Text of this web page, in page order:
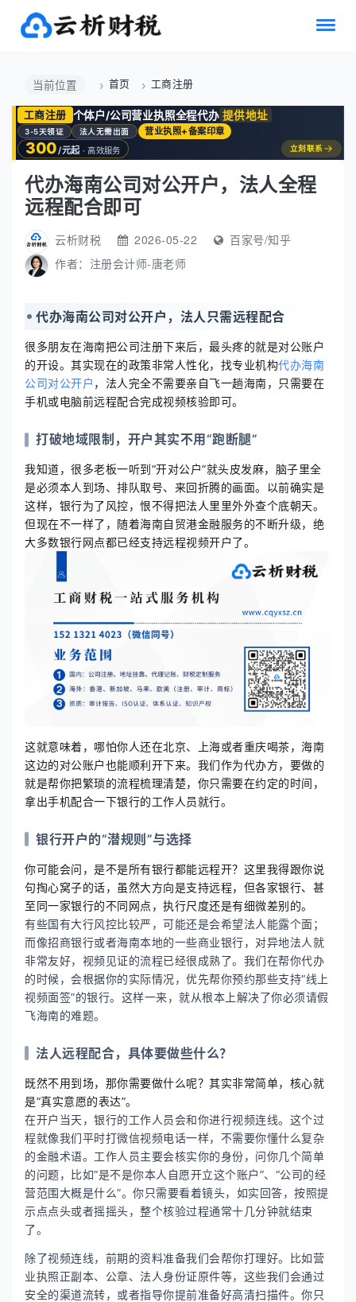
当前位置 首页 工商注册
工商注册 个体户/公司营业执照全程代办 提供地址
3-5天领证 法人无需出面 营业执照+备案印章
300/元起 · 高效服务 立刻联系 →
代办海南公司对公开户，法人全程
远程配合即可
云析财税 2026-05-22
百家号/知乎
作者： 注册会计师-唐老师
代办海南公司对公开户，法人只需远程配合
很多朋友在海南把公司注册下来后，最头疼的就是对公账户
的开设。其实现在的政策非常人性化，找专业机构代办海南
公司对公开户 ，法人完全不需要亲自飞一趟海南，只需要在
手机或电脑前远程配合完成视频核验即可。
打破地域限制，开户其实不用“跑断腿”
我知道，很多老板一听到“开对公户”就头皮发麻，脑子里全
是必须本人到场、排队取号、来回折腾的画面。以前确实是
这样，银行为了风控，恨不得把法人里里外外查个底朝天。
但现在不一样了，随着海南自贸港金融服务的不断升级，绝
大多数银行网点都已经支持远程视频开户了。
这就意味着，哪怕你人还在北京、上海或者重庆喝茶，海南
这边的对公账户也能顺利开下来。我们作为代办方，要做的
就是帮你把繁琐的流程梳理清楚，你只需要在约定的时间，
拿出手机配合一下银行的工作人员就行。
银行开户的“潜规则”与选择
你可能会问，是不是所有银行都能远程开？这里我得跟你说
句掏心窝子的话，虽然大方向是支持远程，但各家银行、甚
至同一家银行的不同网点，执行尺度还是有细微差别的。
有些国有大行风控比较严，可能还是会希望法人能露个面；
而像招商银行或者海南本地的一些商业银行，对异地法人就
非常友好，视频见证的流程已经很成熟了。我们在帮你代办
的时候，会根据你的实际情况，优先帮你预约那些支持“线上
视频面签”的银行。这样一来，就从根本上解决了你必须请假
飞海南的难题。
法人远程配合，具体要做些什么？
既然不用到场，那你需要做什么呢？其实非常简单，核心就
是“真实意愿的表达”。
在开户当天，银行的工作人员会和你进行视频连线。这个过
程就像我们平时打微信视频电话一样，不需要你懂什么复杂
的金融术语。工作人员主要会核实你的身份，问你几个简单
的问题，比如“是不是你本人自愿开立这个账户”、“公司的经
营范围大概是什么”。你只需要看着镜头，如实回答，按照提
示点点头或者摇摇头，整个核验过程通常十几分钟就结束
了。
除了视频连线，前期的资料准备我们会帮你打理好。比如营
业执照正副本、公章、法人身份证原件等，这些我们会通过
安全的渠道流转，或者指导你提前准备好高清扫描件。你只